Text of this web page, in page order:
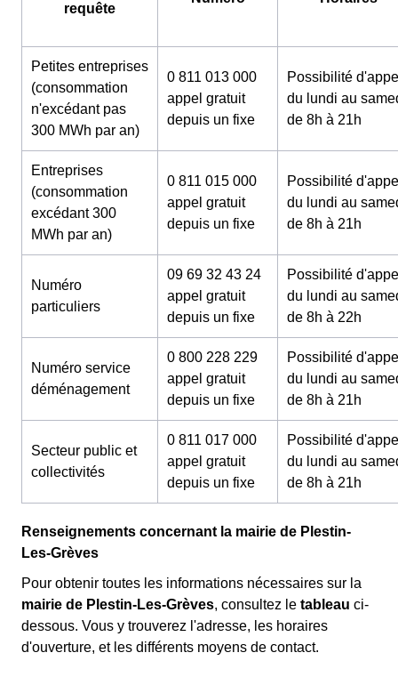
requête
Petites entreprises
(consommation
n'excédant pas
300 MWh par an)
0 811 013 000
appel gratuit
depuis un fixe
Possibilité
du lundi au
de 8h à 21h
Entreprises
(consommation
excédant 300
MWh par an)
0 811 015 000
appel gratuit
depuis un fixe
Possibilité
du lundi au
de 8h à 21h
Numéro
particuliers
09 69 32 43 24
appel gratuit
depuis un fixe
Possibilité
du lundi au
de 8h à 22h
Numéro service
déménagement
0 800 228 229
appel gratuit
depuis un fixe
Possibilité
du lundi au
de 8h à 21h
Secteur public et
collectivités
0 811 017 000
appel gratuit
depuis un fixe
Possibilité
du lundi au
de 8h à 21h
Renseignements concernant la mairie de Plestin-
Les-Grèves
Pour obtenir toutes les informations nécessaires sur la
mairie de Plestin-Les-Grèves, consultez le tableau ci-
dessous. Vous y trouverez l'adresse, les horaires
d'ouverture, et les différents moyens de contact.